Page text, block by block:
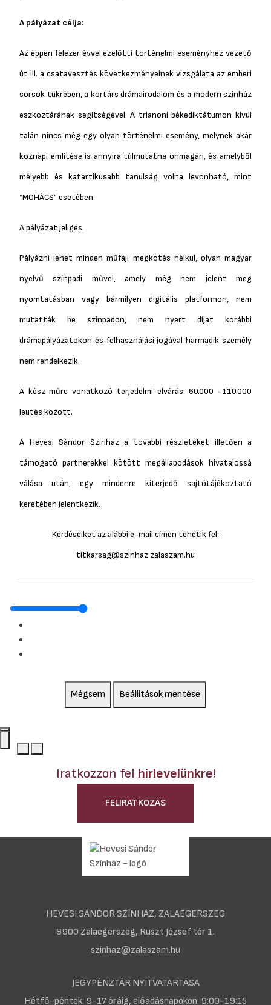
A pályázat célja:
Az éppen félezer évvel ezelőtti történelmi eseményhez vezető
út ill. a csatavesztés következményeinek vizsgálata az emberi
sorsok tükrében, a kortárs drámairodalom és a modern színház
eszköztárának segítségével. A trianoni békediktátumon kívül
talán nincs még egy olyan történelmi esemény, melynek akár
köznapi említése is annyira túlmutatna önmagán, és amelyből
mélyebb és katartikusabb tanulság volna levonható, mint
“MOHÁCS” esetében.
A pályázat jeligés.
Pályázni lehet minden műfaji megkötés nélkül, olyan magyar
nyelvű színpadi művel, amely még nem jelent meg
nyomtatásban vagy bármilyen digitális platformon, nem
mutatták be színpadon, nem nyert díjat korábbi
drámapályázatokon és felhasználási jogával harmadik személy
nem rendelkezik.
A kész műre vonatkozó terjedelmi elvárás: 60.000 -110.000
leütés között.
A Hevesi Sándor Színház a további részleteket illetően a
támogató partnerekkel kötött megállapodások hivatalossá
válása után, egy mindenre kiterjedő sajtótájékoztató
keretében jelentkezik.
Kérdéseiket az alábbi e-mail címen tehetik fel:
titkarsag@szinhaz.zalaszam.hu
Mégsem Beállítások mentése
Iratkozzon fel hírlevelünkre!
FELIRATKOZÁS
JEGYPÉNZTÁR NYITVATARTÁSA
Hétfő-péntek: 9-17 óráig, előadásnapokon: 9:00-19:15
HEVESI SÁNDOR SZÍNHÁZ, ZALAEGERSZEG
8900 Zalaegerszeg, Ruszt József tér 1.
szinhaz@zalaszam.hu